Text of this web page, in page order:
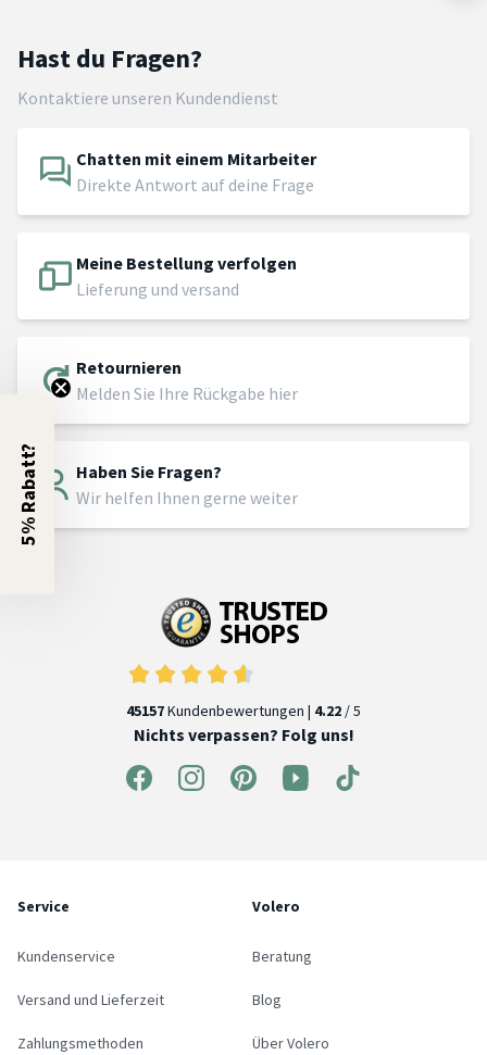
Hast du Fragen?
Kontaktiere unseren Kundendienst
Chatten mit einem Mitarbeiter
Direkte Antwort auf deine Frage
Meine Bestellung verfolgen
Lieferung und versand
Retournieren
Melden Sie Ihre Rückgabe hier
Haben Sie Fragen?
Wir helfen Ihnen gerne weiter
45157Kundenbewertungen | 4.22 / 5
Nichts verpassen? Folg uns!
Service
Kundenservice
Versand und Lieferzeit
Zahlungsmethoden
Volero
Beratung
Blog
Über Volero
5% Rabatt?